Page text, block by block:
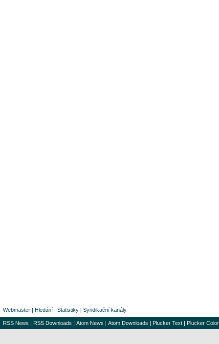
Webmaster | Hledání | Statistiky | Syndikační kanály
RSS News | RSS Downloads | Atom News | Atom Downloads | Plucker Text | Plucker Color